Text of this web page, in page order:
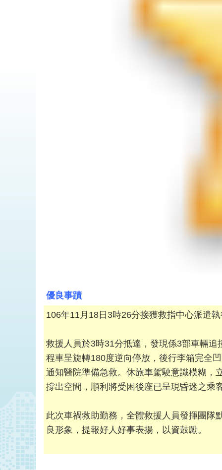
優良事蹟
106年11月18日3時26分接獲救指中心派遣
救援人員於3時31分抵達，發現係3部車輛
程車呈旋轉180度逆向停放，後行李箱完全
通知醫院準備急救。休旅車駕駛意識模糊，
撐出空間，順利將受困後座已呈現昏迷之乘
此次車禍救助勤務，全體救援人員發揮團隊
良形象，提報好人好事表揚，以資鼓勵。